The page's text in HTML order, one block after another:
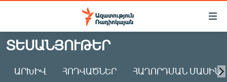
Մատչելիության
Անցնել
հիմնական
Անցնել
ԱԶԱՏՈՒԹՅՈՒՆ TV
ՀԱՅԱՍՏԱՆ
ՏԵՍԱՆՅՈՒԹԵՐ
ԱՐԽԻՎ ՀՈԴՎԱԾՆԵՐ ՀԱՂՈՐԴՄԱՆ ՄԱՍԻՆ